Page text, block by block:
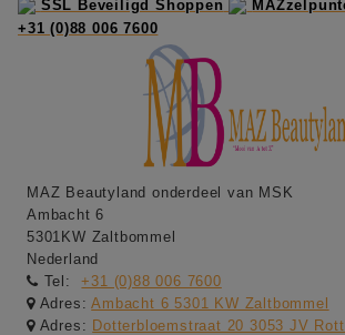
SSL Beveiligd Shoppen
+31 (0)88 006 7600
MAZ Beautyland onderdeel van MSK
Ambacht 6
5301KW Zaltbommel
Nederland
Tel:
+31 (0)88 006 7600
Adres:Ambacht 6 5301 KW Zaltbommel
Adres: Dotterbloemstraat 20 3053 JV